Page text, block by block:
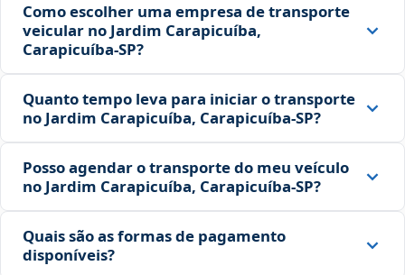
Como escolher uma empresa de transporte
veicular no Jardim Carapicuíba,
Carapicuíba‑SP?
Quanto tempo leva para iniciar o transporte
no Jardim Carapicuíba, Carapicuíba‑SP?
Posso agendar o transporte do meu veículo
no Jardim Carapicuíba, Carapicuíba‑SP?
Quais são as formas de pagamento
disponíveis?